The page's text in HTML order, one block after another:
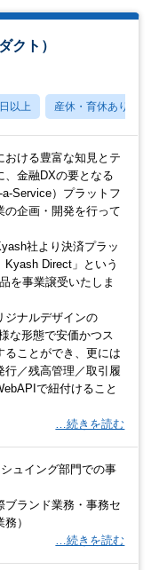
クト）
以上 産休・育休あり
ける豊富な知見とテ
、金融DXの要となる
Service）プラットフ
の企画・開発を行って
社より決済プラッ
Kyash Direct」という
を事業譲受いたしま
ジナルデザインの
な形態で安価かつス
ることができ、更には
行／残高管理／取引履
で紐付けること
…続きを読む
ュイング部門での事
ブランド業務・事務セ
）
…続きを読む